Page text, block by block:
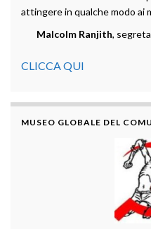
attingere in qualche modo ai
Malcolm Ranjith,
CLICCA QUI
MUSEO GLOBALE DEL